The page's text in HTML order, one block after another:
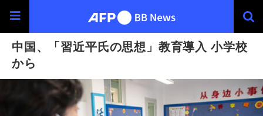
中国、「習近平氏の思想」教育導入 小学校
から